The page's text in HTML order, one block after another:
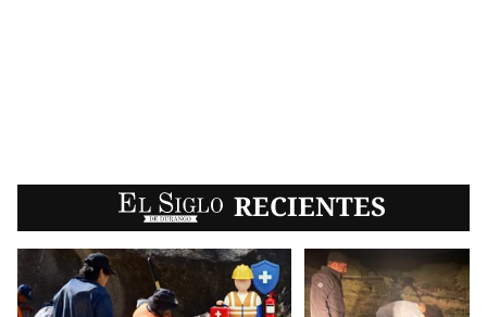
EL SIGLO RECIENTES